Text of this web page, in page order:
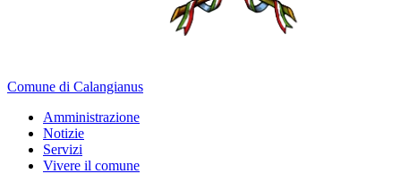
Comune di Calangianus
Amministrazione
Notizie
Servizi
Vivere il comune